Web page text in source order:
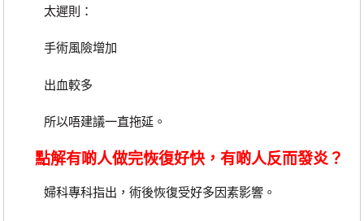
太遲則：
手術風險增加
出血較多
所以唔建議一直拖延。
點解有啲人做完恢復好快，有啲人反而發炎？
婦科專科指出，術後恢復受好多因素影響。